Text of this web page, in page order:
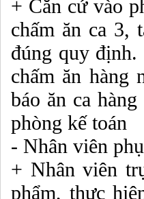
+ Căn cứ vào
chấm ăn ca 3,
đúng quy định.
chấm ăn hàng
báo ăn ca
phòng kế toán
- Nhân viên
+ Nhân viên
phẩm, thực